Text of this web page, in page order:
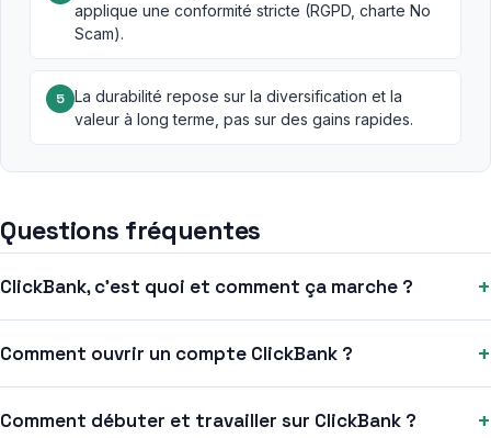
applique une conformité stricte (RGPD, charte No
Scam).
5 La durabilité repose sur la diversification et la
valeur à long terme, pas sur des gains rapides.
Questions fréquentes
ClickBank, c’est quoi et comment ça marche ? +
Comment ouvrir un compte ClickBank ? +
Comment débuter et travailler sur ClickBank ? +